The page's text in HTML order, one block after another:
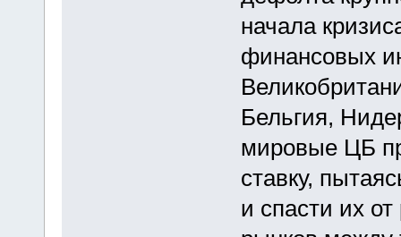
начала
финансовых
Бельгия,
мировые ЦБ
ставку,
и спасти их